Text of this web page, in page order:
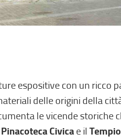
espositive con un ricco
delle origini della
le vicende storiche
Pinacoteca Civicae il